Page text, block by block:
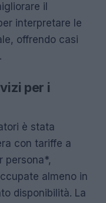
il
interpretare le
offrendo casi
per i
è stata
con tariffe a
persona*,
almeno in
disponibilità. La